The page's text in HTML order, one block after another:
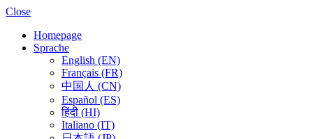
Close
Homepage
Sprache
English (EN)
Français (FR)
中国人 (CN)
Español (ES)
हिंदी (HI)
Italiano (IT)